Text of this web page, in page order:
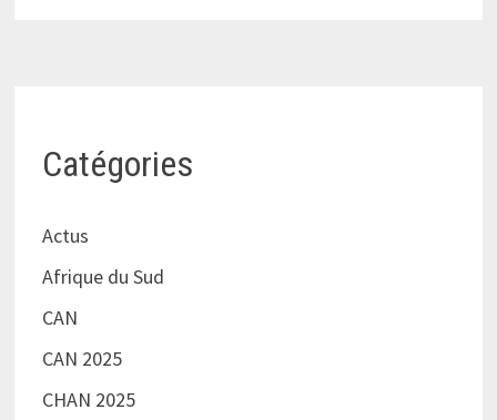
Catégories
Actus
Afrique du Sud
CAN
CAN 2025
CHAN 2025